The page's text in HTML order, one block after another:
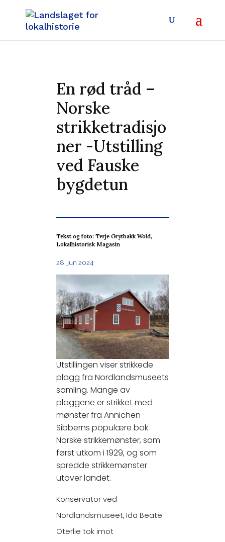
En rød tråd –
Norske
strikketradisjo
ner -Utstilling
ved Fauske
bygdetun
Tekst og foto: Terje Grytbakk Wold,
Lokalhistorisk Magasin
28. jun 2024
Utstillingen viser strikkede
plagg fra Nordlandsmuseets
samling. Mange av
plaggene er strikket med
mønster fra Annichen
Sibberns populære bok
Norske strikkemønster, som
først utkom i 1929, og som
spredde strikkemønster
utover landet.
Konservator ved
Nordlandsmuseet, Ida Beate
Oterlie tok imot